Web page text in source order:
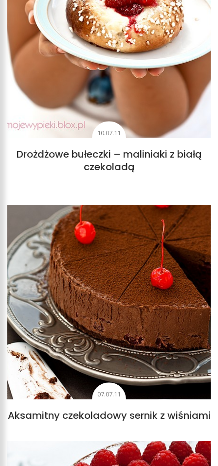
10.07.11
Drożdżowe bułeczki – maliniaki z białą
czekoladą
07.07.11
Aksamitny czekoladowy sernik z wiśniami